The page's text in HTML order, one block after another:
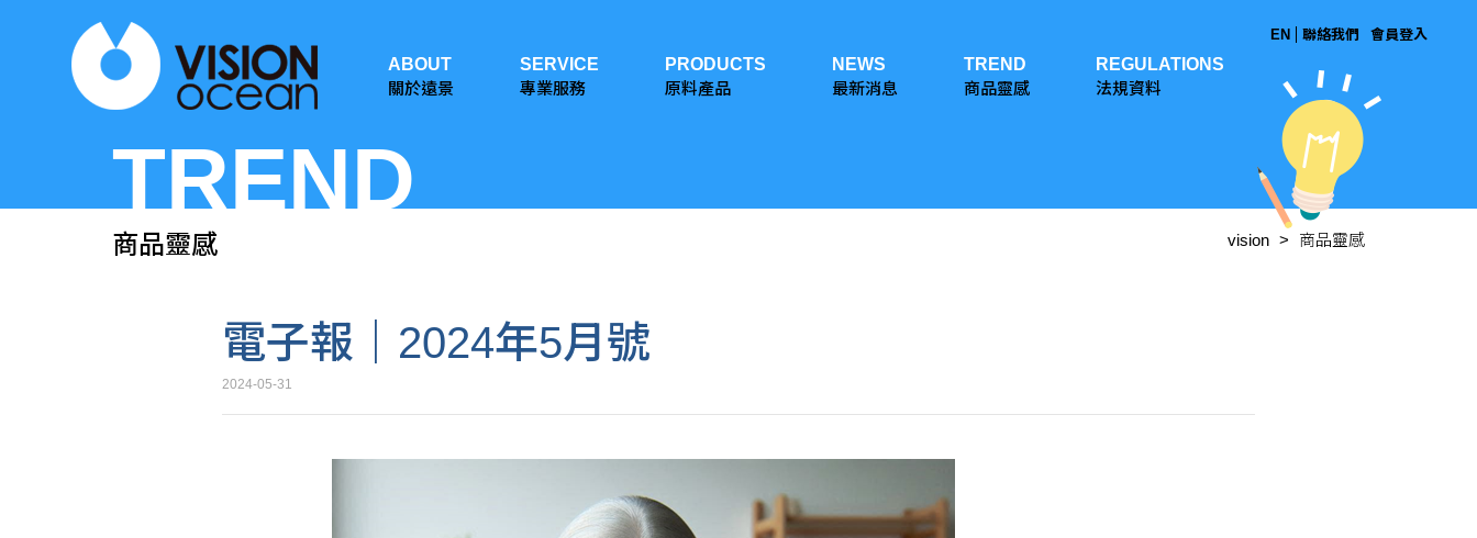
ABOUT
關於遠景
SERVICE
專業服務
PRODUCTS
原料產品
NEWS
最新消息
TREND
商品靈感
REGULATIONS
法規資料
EN 聯絡我們 會員登入
TREND
商品靈感 vision 商品靈感
電子報｜2024年5月號
2024-05-31